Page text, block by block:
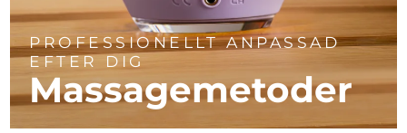
PROFESSIONELLT ANPASSAD
EFTER DIG
Massagemetoder